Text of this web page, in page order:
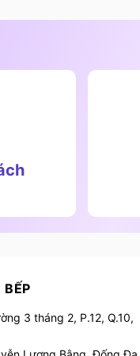
BẾP
3 tháng 2, P.12, Q.10,